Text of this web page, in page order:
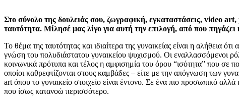
Στο σύνολο της δουλειάς σου, ζωγραφική, εγκαταστάσεις, video
ταυτότητα. Μίλησέ μας λίγο για αυτή την επιλογή, από που
Το θέμα της ταυτότητας και ιδιαίτερα της γυναικείας είναι η
γνώση του πολυδιάστατου γυναικείου ψυχισμού. Οι εναλλασσόμενοι
κοινωνικά πρότυπα και τέλος η αμφισημία του όρου “ισότητα” που σε
οποίοι καθρεφτίζονται στους καμβάδες – είτε με την απόγνωση των
art όπου το γυναικείο στοιχείο είναι έντονο. Σε ένα πιο προσωπικό
που ίσως κατανοώ περισσότερο.